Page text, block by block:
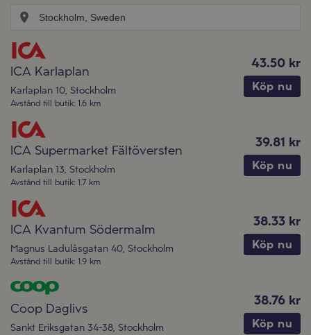
ICA Karlaplan
Karlaplan 10, Stockholm
Avstånd till butik: 1.6 km
43.50 kr
Köp nu
ICA Supermarket Fältöversten
Karlaplan 13, Stockholm
Avstånd till butik: 1.7 km
39.81 kr
Köp nu
ICA Kvantum Södermalm
Magnus Ladulåsgatan 40, Stockholm
Avstånd till butik: 1.9 km
38.33 kr
Köp nu
Coop Daglivs
Sankt Eriksgatan 34-38, Stockholm
38.76 kr
Köp nu